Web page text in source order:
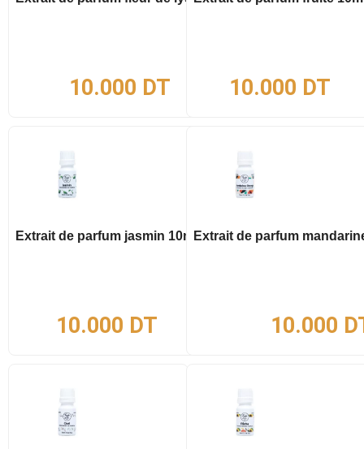
10.000 DT 10.000 DT
Extrait de parfum jasmin 10ml
10.000 DT
Extrait de parfum
10.000